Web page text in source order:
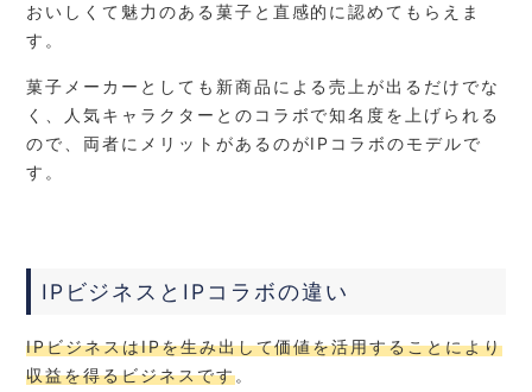
おいしくて魅力のある菓子と直感的に認めてもらえま
す。
菓子メーカーとしても新商品による売上が出るだけでな
く、人気キャラクターとのコラボで知名度を上げられる
ので、両者にメリットがあるのがIPコラボのモデルで
す。
IPビジネスとIPコラボの違い
IPビジネスはIPを生み出して価値を活用することにより
収益を得るビジネスです。